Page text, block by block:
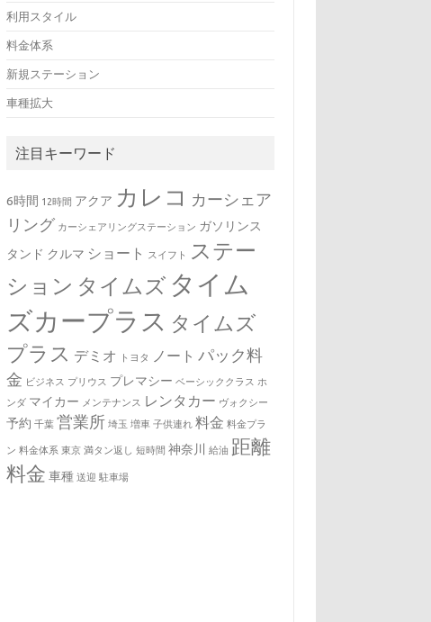
利用スタイル
料金体系
新規ステーション
車種拡大
注目キーワード
6時間 12時間 アクア カレコ カーシェア
リング カーシェアリングステーション ガソリンス
タンド クルマ ショート スイフト
ステー
ション タイムズ タイム
ズカープラス タイムズ
プラス デミオ トヨタ ノート パック料
金 ビジネス プリウス プレマシー ベーシッククラス ホ
ンダ マイカー メンテナンス レンタカー ヴォクシー
予約 千葉 営業所 埼玉 増車 子供連れ 料金 料金プラ
ン 料金体系 東京 満タン返し 短時間 神奈川 給油 距離
料金 車種 送迎 駐車場